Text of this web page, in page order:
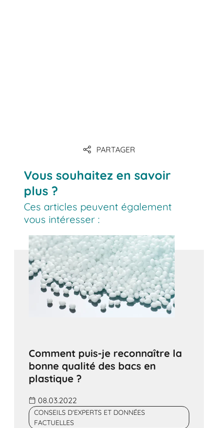
PARTAGER
Vous souhaitez en savoir
plus ?
Ces articles peuvent également
vous intéresser :
Comment puis-je reconnaître la
bonne qualité des bacs en
plastique ?
08.03.2022
CONSEILS D'EXPERTS ET DONNÉES
FACTUELLES